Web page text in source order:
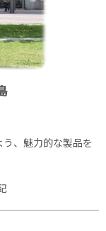
、魅力的な製品を